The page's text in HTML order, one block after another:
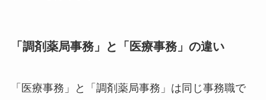
「調剤薬局事務」と「医療事務」の違い
「医療事務」と「調剤薬局事務」は同じ事務職で